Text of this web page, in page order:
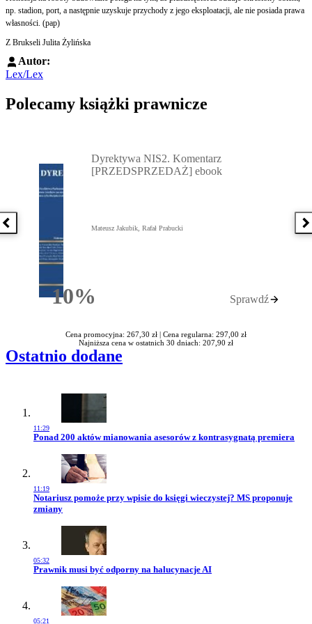
np. stadion, port, a następnie uzyskuje przychody z jego eksploatacji, ale nie posiada prawa
własności. (pap)
Z Brukseli Julita Żylińska
Autor:
Lex/Lex
Polecamy książki prawnicze
Poprzednia książka
10%Rabatu
Dyrektywa NIS2. Komentarz
[PRZEDSPRZEDAŻ] ebook
Mateusz Jakubik, Rafał Prabucki
Sprawdź
Cena promocyjna: 267,30 zł | Cena regularna: 297,00 zł
Najniższa cena w ostatnich 30 dniach: 207,90 zł
Ostatnio dodane
11:29
Przejdź do artykułu:
Ponad 200 aktów mianowania asesorów z kontrasygnatą premiera
11:19
Przejdź do artykułu:
Notariusz pomoże przy wpisie do księgi wieczystej? MS proponuje
zmiany
05:32
Przejdź do artykułu:
Prawnik musi być odporny na halucynacje AI
05:21